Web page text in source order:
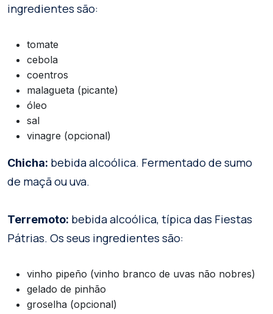
ingredientes são:
tomate
cebola
coentros
malagueta (picante)
óleo
sal
vinagre (opcional)
Chicha: bebida alcoólica. Fermentado de sumo
de maçã ou uva.
Terremoto: bebida alcoólica, típica das Fiestas
Pátrias. Os seus ingredientes são:
vinho pipeño (vinho branco de uvas não nobres)
gelado de pinhão
groselha (opcional)